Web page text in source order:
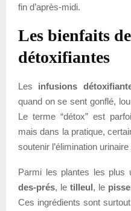
fin d’après-midi.
Les bienfaits
détoxifiantes
Les infusions
quand on se sent gonflé,
Le terme “détox” est
mais dans la pratique,
soutenir l’élimination
Parmi les plantes les plus
des-prés, le tilleul, le
Ces ingrédients sont